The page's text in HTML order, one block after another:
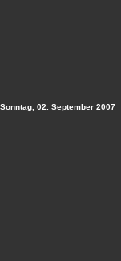
02. September 2007